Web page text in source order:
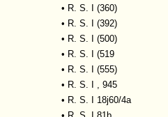
• R. S. I (360)
• R. S. I (392)
• R. S. I (500)
• R. S. I (519
• R. S. I (555)
• R. S. I , 945
• R. S. I 18j60/4a